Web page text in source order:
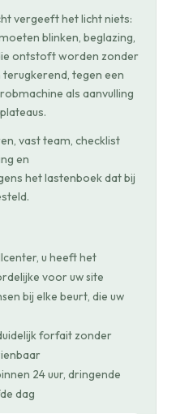
vergeeft het licht niets:
blinken, beglazing,
ontstoft worden zonder
tegen een
als aanvulling
vast team, checklist
en
het lastenboek dat bij
u heeft het
voor uw site
bij elke beurt, die uw
forfait zonder
24 uur, dringende
dag